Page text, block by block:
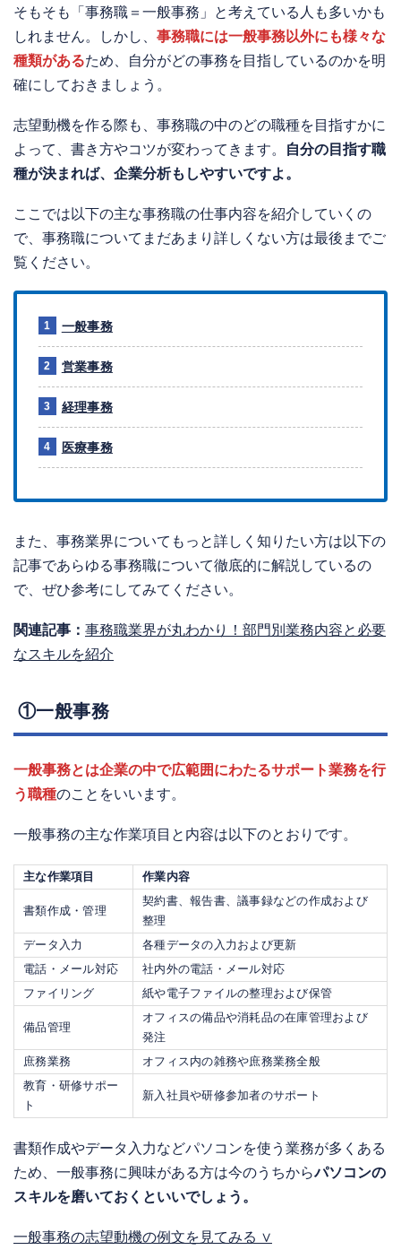
そもそも「事務職＝一般事務」と考えている人も多いかも
しれません。しかし、 事務職には一般事務以外にも様々な
種類があるため、自分がどの事務を目指しているのかを明
確にしておきましょう。
志望動機を作る際も、事務職の中のどの職種を目指すかに
よって、書き方やコツが変わってきます。
自分の目指す職
種が決まれば、企業分析もしやすいですよ。
ここでは以下の主な事務職の仕事内容を紹介していくの
で、事務職についてまだあまり詳しくない方は最後までご
覧ください。
一般事務
営業事務
経理事務
医療事務
また、事務業界についてもっと詳しく知りたい方は以下の
記事であらゆる事務職について徹底的に解説しているの
で、ぜひ参考にしてみてください。
関連記事： 事務職業界が丸わかり！部門別業務内容と必要
なスキルを紹介
①一般事務
一般事務とは企業の中で広範囲にわたるサポート業務を行
う職種のことをいいます。
一般事務の主な作業項目と内容は以下のとおりです。
主な作業項目 作業内容
書類作成・管理
契約書、報告書、議事録などの作成および
整理
データ入力
各種データの入力および更新
電話・メール対応
社内外の電話・メール対応
ファイリング
紙や電子ファイルの整理および保管
備品管理
オフィスの備品や消耗品の在庫管理および
発注
庶務業務
オフィス内の雑務や庶務業務全般
教育・研修サポー
ト
新入社員や研修参加者のサポート
書類作成やデータ入力などパソコンを使う業務が多くある
ため、一般事務に興味がある方は今のうちからパソコンの
スキルを磨いておくといいでしょう。
一般事務の志望動機の例文を見てみる ∨